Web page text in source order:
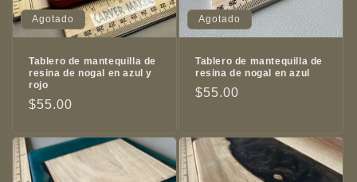
Agotado
Tablero de mantequilla de
resina de nogal en azul y
rojo
Precio
$55.00
Agotado
Tablero de mantequilla de
resina de nogal en azul
Precio
$55.00